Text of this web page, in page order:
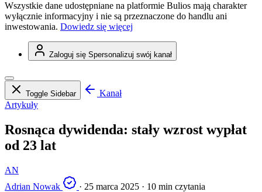
Wszystkie dane udostępniane na platformie Bulios mają charakter
wyłącznie informacyjny i nie są przeznaczone do handlu ani
inwestowania. Dowiedz się więcej
Zaloguj się Spersonalizuj swój kanał
Toggle Sidebar
Kanał
Artykuły
Rosnąca dywidenda: stały wzrost wypłat
od 23 lat
AN
Adrian Nowak
· 25 marca 2025 · 10 min czytania